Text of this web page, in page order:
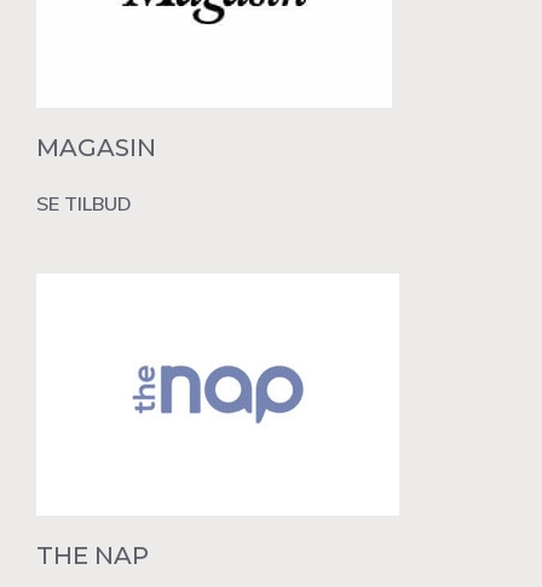
MAGASIN
SE TILBUD
THE NAP